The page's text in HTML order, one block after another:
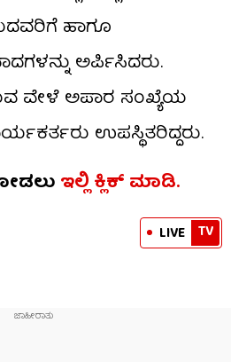
ಹಾಗೂ
ಅರ್ಪಿಸಿದರು.
ವೇಳೆ ಅಪಾರ ಸಂಖ್ಯೆಯ
ಉಪಸ್ಥಿತರಿದ್ದರು.
ಇಲ್ಲಿ ಕ್ಲಿಕ್​​ ಮಾಡಿ.
LIVE TV